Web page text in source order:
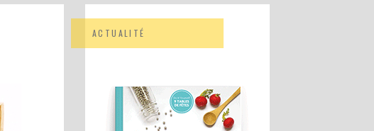
ACTUALITÉ